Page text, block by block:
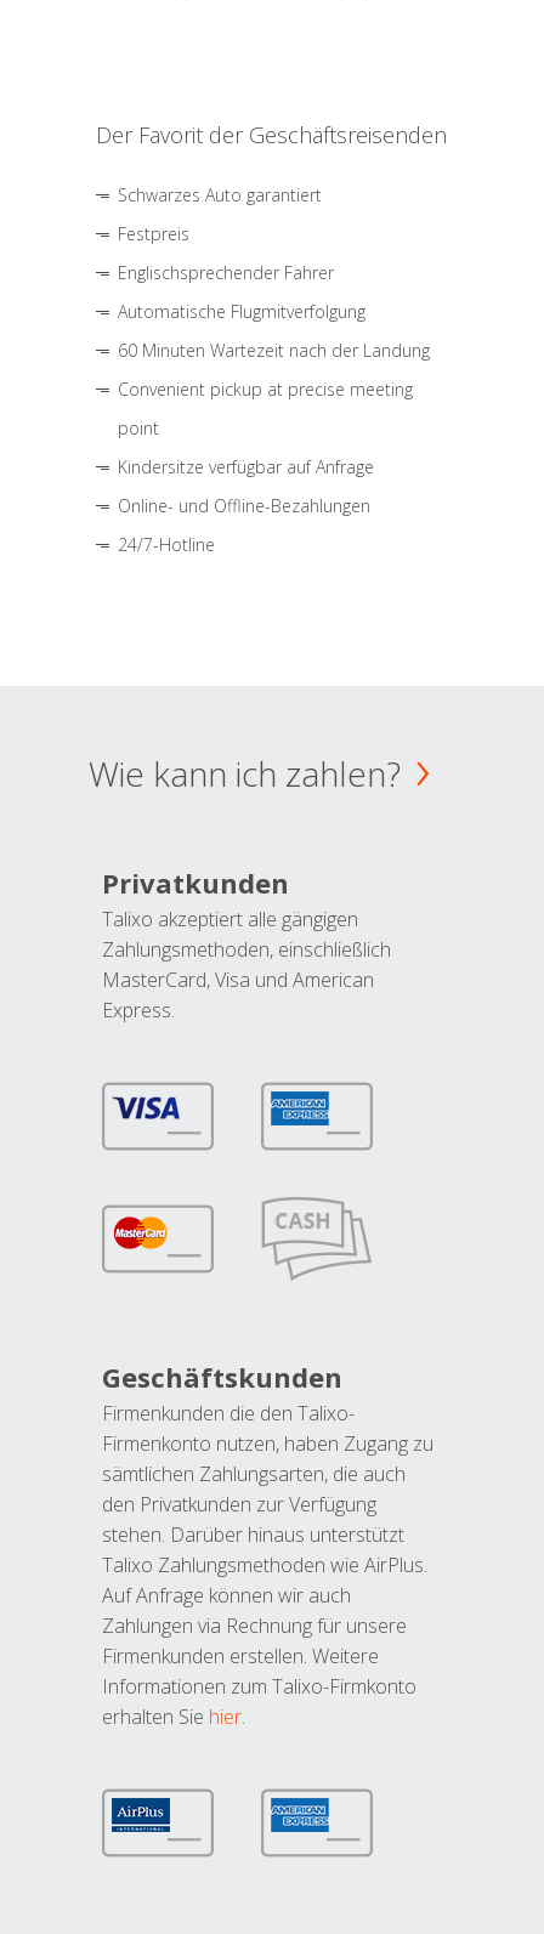
Der Favorit der Geschäftsreisenden
Schwarzes Auto garantiert
Festpreis
Englischsprechender Fahrer
Automatische Flugmitverfolgung
60 Minuten Wartezeit nach der Landung
Convenient pickup at precise meeting
point
Kindersitze verfügbar auf Anfrage
Online- und Offline-Bezahlungen
24/7-Hotline
Wie kann ich zahlen?
Privatkunden
Talixo akzeptiert alle gängigen
Zahlungsmethoden, einschließlich
MasterCard, Visa und American
Express.
Geschäftskunden
Firmenkunden die den Talixo-
Firmenkonto nutzen, haben Zugang zu
sämtlichen Zahlungsarten, die auch
den Privatkunden zur Verfügung
stehen. Darüber hinaus unterstützt
Talixo Zahlungsmethoden wie AirPlus.
Auf Anfrage können wir auch
Zahlungen via Rechnung für unsere
Firmenkunden erstellen. Weitere
Informationen zum Talixo-Firmkonto
erhalten Sie hier.